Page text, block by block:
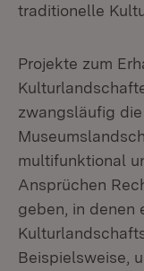
traditionelle
Projekte zum
zwangsläufig
multifunktional
Ansprüchen
geben, in denen
Beispielsweise,